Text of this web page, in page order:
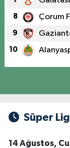
8 Çorum
9
10
Süper
14 Ağustos,